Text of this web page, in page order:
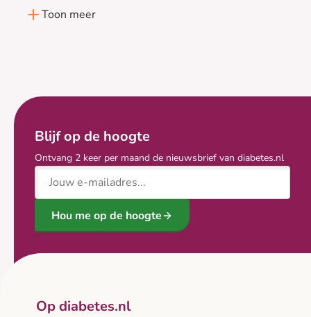
Toon meer
Blijf op de hoogte
Ontvang 2 keer per maand de nieuwsbrief van diabetes.nl
E-mailadres
Hou me op de hoogte
Op diabetes.nl